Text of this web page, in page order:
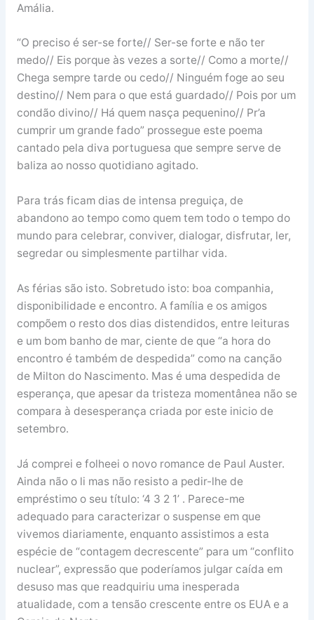
Amália.
“O preciso é ser-se forte// Ser-se forte e não ter
medo// Eis porque às vezes a sorte// Como a morte//
Chega sempre tarde ou cedo// Ninguém foge ao seu
destino// Nem para o que está guardado// Pois por um
condão divino// Há quem nasça pequenino// Pr’a
cumprir um grande fado” prossegue este poema
cantado pela diva portuguesa que sempre serve de
baliza ao nosso quotidiano agitado.
Para trás ficam dias de intensa preguiça, de
abandono ao tempo como quem tem todo o tempo do
mundo para celebrar, conviver, dialogar, disfrutar, ler,
segredar ou simplesmente partilhar vida.
As férias são isto. Sobretudo isto: boa companhia,
disponibilidade e encontro. A família e os amigos
compõem o resto dos dias distendidos, entre leituras
e um bom banho de mar, ciente de que “a hora do
encontro é também de despedida” como na canção
de Milton do Nascimento. Mas é uma despedida de
esperança, que apesar da tristeza momentânea não se
compara à desesperança criada por este inicio de
setembro.
Já comprei e folheei o novo romance de Paul Auster.
Ainda não o li mas não resisto a pedir-lhe de
empréstimo o seu título: ‘4 3 2 1’ . Parece-me
adequado para caracterizar o suspense em que
vivemos diariamente, enquanto assistimos a esta
espécie de “contagem decrescente” para um “conflito
nuclear”, expressão que poderíamos julgar caída em
desuso mas que readquiriu uma inesperada
atualidade, com a tensão crescente entre os EUA e a